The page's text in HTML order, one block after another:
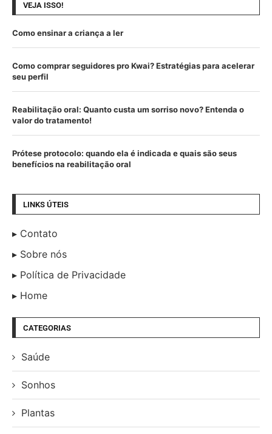
VEJA ISSO!
Como ensinar a criança a ler
Como comprar seguidores pro Kwai? Estratégias para acelerar
seu perfil
Reabilitação oral: Quanto custa um sorriso novo? Entenda o
valor do tratamento!
Prótese protocolo: quando ela é indicada e quais são seus
benefícios na reabilitação oral
LINKS ÚTEIS
Contato
Sobre nós
Política de Privacidade
Home
CATEGORIAS
Saúde
Sonhos
Plantas